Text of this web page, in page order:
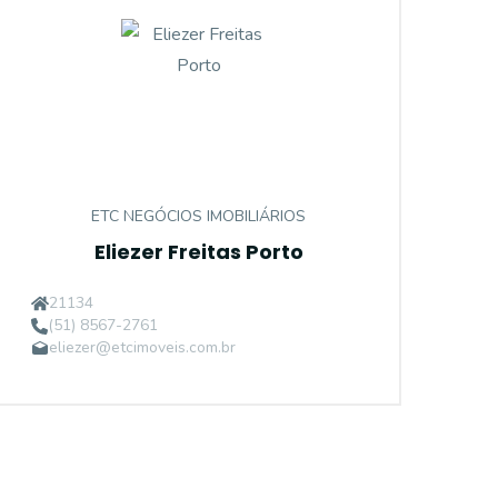
ETC NEGÓCIOS IMOBILIÁRIOS
Eliezer Freitas Porto
21134
(51) 8567-2761
eliezer@etcimoveis.com.br